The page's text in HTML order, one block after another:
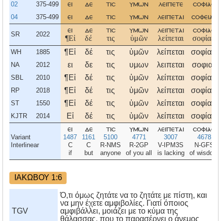
02 375-499 ει δε τισ υμων λειπετε σοφιασ
04 375-499 ει δε τισ υμων λειπεται σοφειασ
SR 2022
ει
¶Εἰ
δε
δέ
τισ
τις
υμων
ὑμῶν
λειπεται
λείπεται
σοφιασ
σοφίας,
WH 1885 ¶Εἰ δέ τις ὑμῶν λείπεται σοφίας,
NA 2012 ει δε τις υμων λειπεται σοφιας
SBL 2010 ¶Εἰ δέ τις ὑμῶν λείπεται σοφίας,
RP 2018 ¶Εἰ δέ τις ὑμῶν λείπεται σοφίας,
ST 1550 ¶Εἰ δέ τις ὑμῶν λείπεται σοφίας,
KJTR 2014 Εἰ δέ τις ὑμῶν λείπεται σοφίας,
Variant
Interlinear
ει
1487
C
if
δε
1161
C
but
τισ
5100
R-NMS
anyone
υμων
4771
R-2GP
of you all
λειπεται
3007
V-IPM3S
is lacking
σοφιασ
4678
N-GFS
of wisdom
ΙΑΚΩΒΟΥ 1:6
TGV
Ό,τι όμως ζητάτε να το ζητάτε με πίστη, και
να μην έχετε αμφιβολίες. Γιατί όποιος
αμφιβάλλει, μοιάζει με το κύμα της
θάλασσας, που το παρασέρνει ο άνεμος